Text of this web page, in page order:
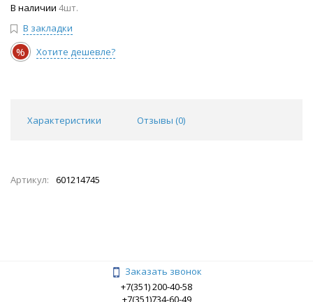
В наличии 4шт.
В закладки
% Хотите дешевле?
Характеристики Отзывы (0)
Артикул: 601214745
Заказать звонок
+7(351) 200-40-58
+7(351)734-60-49